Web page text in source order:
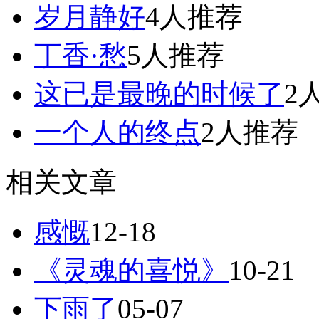
岁月静好4人推荐
丁香·愁5人推荐
这已是最晚的时候了2
一个人的终点2人推荐
相关文章
感慨12-18
《灵魂的喜悦》 10-21
下雨了05-07